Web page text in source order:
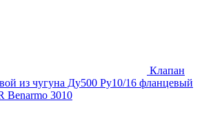
Клапан
из чугуна Ду500 Ру10/16 фланцевый
Benarmo 3010